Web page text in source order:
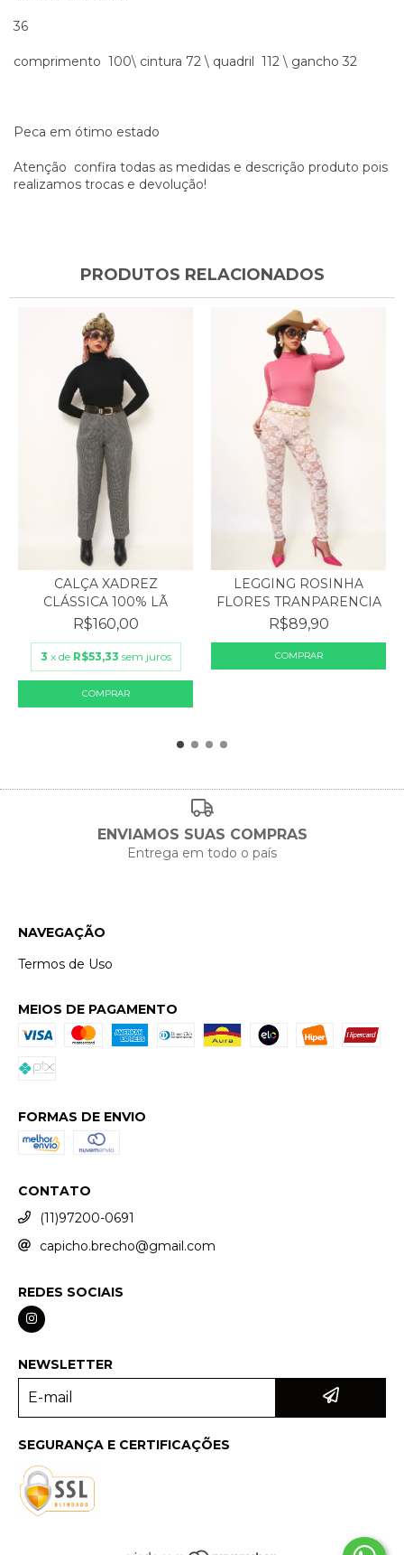
36
comprimento 100\ cintura 72 \ quadril 112 \ gancho 32
Peca em ótimo estado
Atenção confira todas as medidas e descrição produto pois
realizamos trocas e devolução!
PRODUTOS RELACIONADOS
CALÇA XADREZ
CLÁSSICA 100% LÃ
R$160,00
3 x de R$53,33 sem juros
LEGGING ROSINHA
FLORES TRANPARENCIA
R$89,90
COMPRAR
ENVIAMOS SUAS COMPRAS
Entrega em todo o país
NAVEGAÇÃO
Termos de Uso
MEIOS DE PAGAMENTO
FORMAS DE ENVIO
CONTATO
(11)97200-0691
capicho.brecho@gmail.com
REDES SOCIAIS
NEWSLETTER
SEGURANÇA E CERTIFICAÇÕES